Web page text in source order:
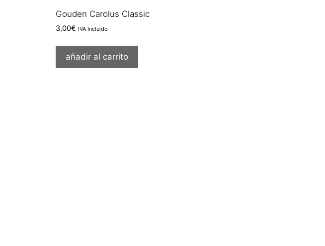
Gouden Carolus Classic
3,00€ IVA Incluido
añadir al carrito